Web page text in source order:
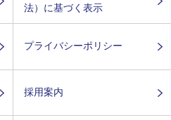
法）に基づく表示
プライバシーポリシー
採用案内